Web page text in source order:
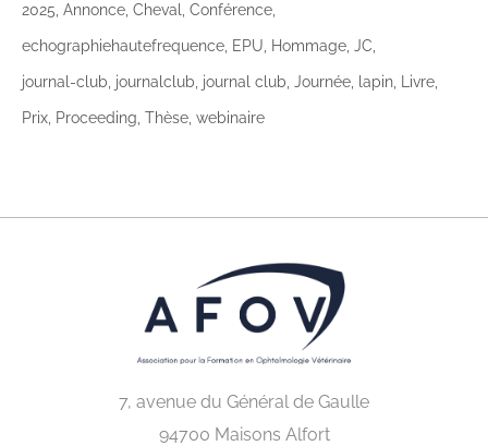
2025 Annonce Cheval Conférence
echographiehautefrequence EPU Hommage JC
journal-club journalclub journal club Journée lapin Livre
Prix Proceeding Thèse webinaire
7, avenue du Général de Gaulle
94700 Maisons Alfort